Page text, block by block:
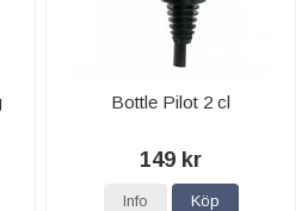
Bottle Pilot 2 cl
149 kr
Info Köp